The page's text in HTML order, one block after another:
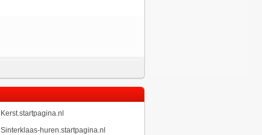
Kerst.startpagina.nl
Sinterklaas-huren.startpagina.nl